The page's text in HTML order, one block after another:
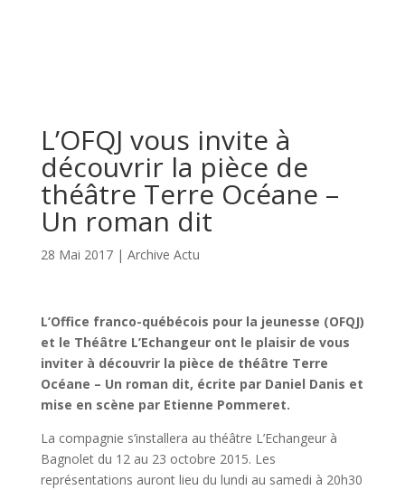
L’OFQJ vous invite à
découvrir la pièce de
théâtre Terre Océane –
Un roman dit
28 Mai 2017| Archive Actu
L’Office franco-québécois pour la jeunesse (OFQJ)
et le Théâtre L’Echangeur ont le plaisir de vous
inviter à découvrir la pièce de théâtre Terre
Océane – Un roman dit, écrite par Daniel Danis et
mise en scène par Etienne Pommeret.
La compagnie s’installera au théâtre L’Echangeur à
Bagnolet du 12 au 23 octobre 2015. Les
représentations auront lieu du lundi au samedi à 20h30